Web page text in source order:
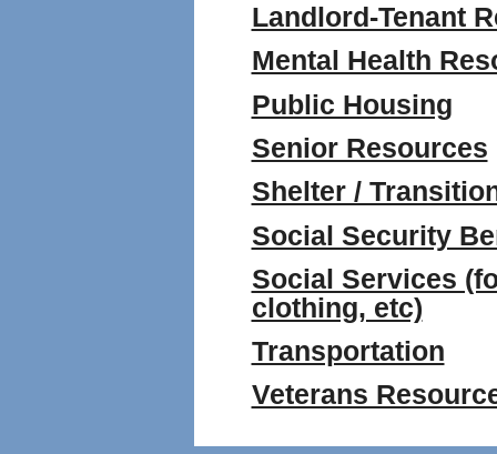
Landlord-Tenant
Mental Health
Public Housing
Senior Resources
Shelter /
Social Security
Social Services
clothing, etc)
Transportation
Veterans